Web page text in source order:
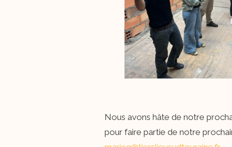
Nous avons hâte de notre
pour faire partie de notre